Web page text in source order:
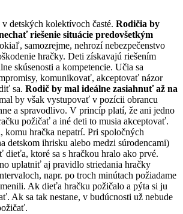
detských kolektívoch časté. Rodičia by
riešenie situácie predovšetkým
samozrejme, nehrozí nebezpečenstvo
hračky. Deti získavajú riešením
skúsenosti a kompetencie. Učia sa
komunikovať, akceptovať názor
sa. Rodič by mal ideálne zasiahnuť až na
by však vystupovať v pozícii obrancu
a spravodlivo. V princíp platí, že ani jedno
požičať a iné deti to musia akceptovať.
komu hračka nepatrí. Pri spoločných
detskom ihrisku alebo medzi súrodencami)
dieťa, ktoré sa s hračkou hralo ako prvé.
uplatniť aj pravidlo striedania hračky
napr. po troch minútach požiadame
Ak dieťa hračku požičalo a pýta si ju
Ak sa tak nestane, v budúcnosti už nebude